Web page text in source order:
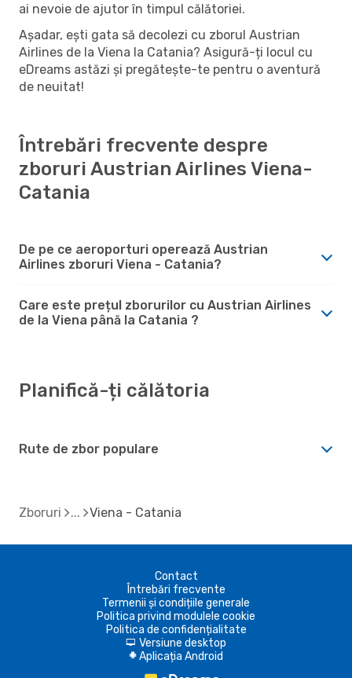
ai nevoie de ajutor în timpul călătoriei.
Așadar, ești gata să decolezi cu zborul Austrian
Airlines de la Viena la Catania? Asigură-ți locul cu
eDreams astăzi și pregătește-te pentru o aventură
de neuitat!
Întrebări frecvente despre
zboruri Austrian Airlines Viena-
Catania
De pe ce aeroporturi operează Austrian
Airlines zboruri Viena - Catania?
Care este prețul zborurilor cu Austrian Airlines
de la Viena până la Catania ?
Planifică-ți călătoria
Rute de zbor populare
Zboruri Viena - Catania
Contact
Întrebări frecvente
Termenii și condițiile generale
Politica privind modulele cookie
Politica de confidențialitate
d Versiune desktop
A Aplicația Android